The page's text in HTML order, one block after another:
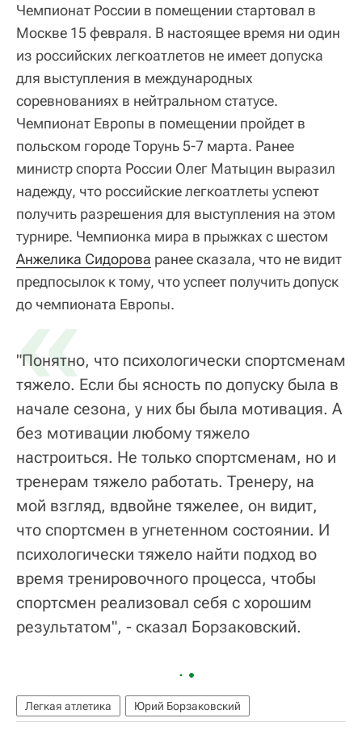
Чемпионат России в помещении стартовал в
Москве 15 февраля. В настоящее время ни один
из российских легкоатлетов не имеет допуска
для выступления в международных
соревнованиях в нейтральном статусе.
Чемпионат Европы в помещении пройдет в
польском городе Торунь 5-7 марта. Ранее
министр спорта России Олег Матыцин выразил
надежду, что российские легкоатлеты успеют
получить разрешения для выступления на этом
турнире. Чемпионка мира в прыжках с шестом
Анжелика Сидорова ранее сказала, что не видит
предпосылок к тому, что успеет получить допуск
до чемпионата Европы.
«
"Понятно, что психологически спортсменам
тяжело. Если бы ясность по допуску была в
начале сезона, у них бы была мотивация. А
без мотивации любому тяжело
настроиться. Не только спортсменам, но и
тренерам тяжело работать. Тренеру, на
мой взгляд, вдвойне тяжелее, он видит,
что спортсмен в угнетенном состоянии. И
психологически тяжело найти подход во
время тренировочного процесса, чтобы
спортсмен реализовал себя с хорошим
результатом", - сказал Борзаковский.
Легкая атлетика Юрий Борзаковский